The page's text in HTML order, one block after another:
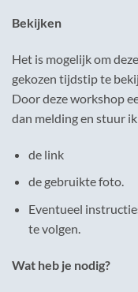
Bekijken
Het is mogelijk om
gekozen tijdstip te
Door deze workshop
dan melding en stuur
de link
de gebruikte foto.
Eventueel
te volgen.
Wat heb je nodig?